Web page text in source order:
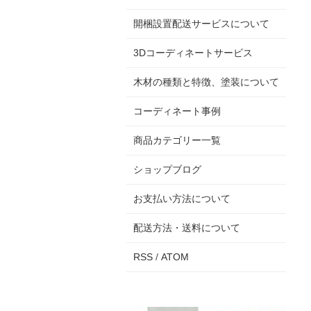
開梱設置配送サービスについて
3Dコーディネートサービス
木材の種類と特徴、塗装について
コーディネート事例
商品カテゴリー一覧
ショップブログ
お支払い方法について
配送方法・送料について
RSS / ATOM